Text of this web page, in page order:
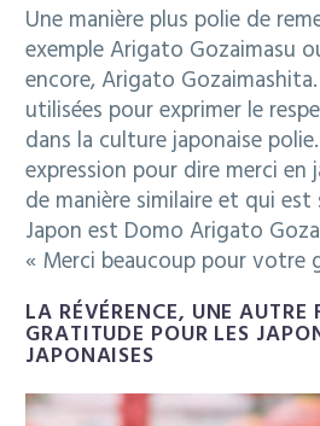
Une manière plus polie de
exemple Arigato Gozaimasu
encore, Arigato
utilisées pour exprimer le
dans la culture japonaise
expression pour dire merci en
de manière similaire et qui
Japon est Domo Arigato
« Merci beaucoup pour votre
LA RÉVÉRENCE, UNE AUTRE
GRATITUDE POUR LES
JAPONAISES